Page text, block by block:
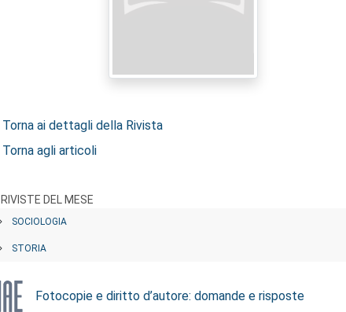
ai dettagli della Rivista
agli articoli
RIVISTE DEL MESE
SOCIOLOGIA
STORIA
Fotocopie e diritto d’autore: domande e risposte